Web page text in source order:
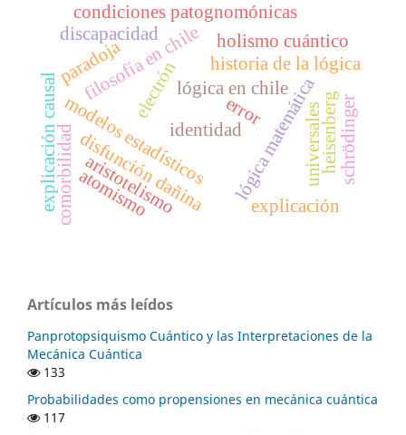
filosofía en chilelógica en chile
identidadlógica matemática
historia de la lógica
modelos estadísticos error
explicación causal disfunción dañina
condiciones patognomónicas
discapacidad
comorbilidad universales
aristotelismo
electrón
atomismo
heisenbergschrödinger
holismo cuántico
explicación
paradoja
Artículos más leídos
Panprotopsiquismo Cuántico y las Interpretaciones de la
Mecánica Cuántica
133
Probabilidades como propensiones en mecánica cuántica
117